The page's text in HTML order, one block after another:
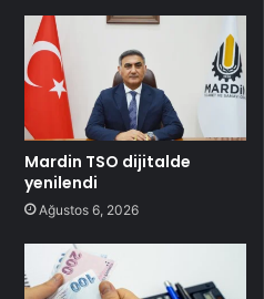
Mardin TSO dijitalde
yenilendi
Ağustos 6, 2026